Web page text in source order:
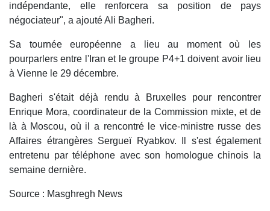
indépendante, elle renforcera sa position de pays
négociateur", a ajouté Ali Bagheri.
Sa tournée européenne a lieu au moment où les
pourparlers entre l'Iran et le groupe P4+1 doivent avoir lieu
à Vienne le 29 décembre.
Bagheri s'était déjà rendu à Bruxelles pour rencontrer
Enrique Mora, coordinateur de la Commission mixte, et de
là à Moscou, où il a rencontré le vice-ministre russe des
Affaires étrangères Sergueï Ryabkov. Il s'est également
entretenu par téléphone avec son homologue chinois la
semaine dernière.
Source : Masghregh News